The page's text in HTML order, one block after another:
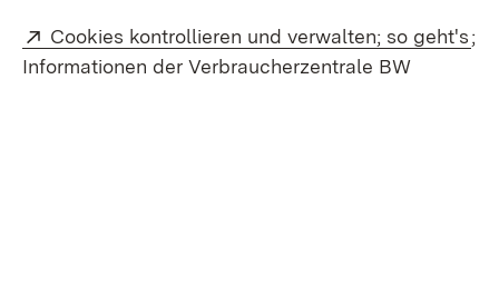
Extern:
Cookies kontrollieren und verwalten; so geht's;
Informationen der Verbraucherzentrale BW